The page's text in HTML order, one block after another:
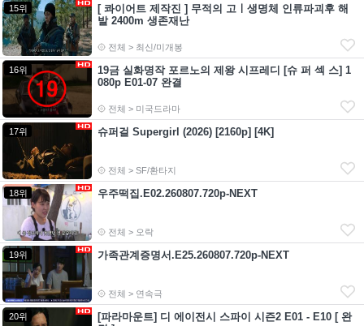
15위
[ 콰이어트 제작진 ] 무적의 고ㅣ생명체 인류파괴후 해
발 2400m 생존재난
전체 > 최신/미개봉
16위
19금 실화명작 포르노의 제왕 시프레디 [슈 퍼 섹 스] 1
080p E01-07 완결
전체 > 미국드라마
17위 슈퍼걸 Supergirl (2026) [2160p] [4K]
전체 > SF/환타지
18위 우주떡집.E02.260807.720p-NEXT
전체 > 오락
19위 가족관계증명서.E25.260807.720p-NEXT
전체 > 연속극
20위
[파라마운트] 디 에이전시 스파이 시즌2 E01 - E10 [ 완